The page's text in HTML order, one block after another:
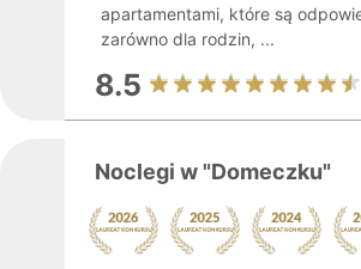
apartamentami, które są
zarówno dla rodzin, ...
8.5
Noclegi w "Domeczku"